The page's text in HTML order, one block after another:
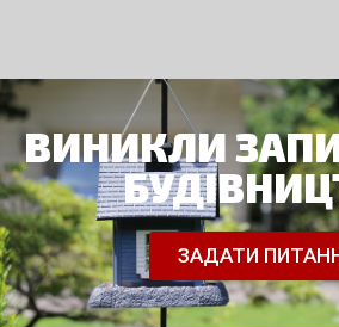
ВИНИКЛИ
ЗАДАТИ